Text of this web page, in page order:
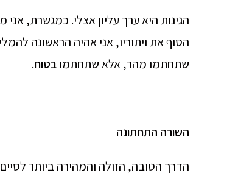
הגינות היא ערך עליון אצלי. כמגשרת,
הסוף את ויתוריו, אני אהיה הראשונה
שתחתמו מהר, אלא שתחתמובטוח.
השורה התחתונה
הדרך הטובה, הזולה והמהירה ביותר